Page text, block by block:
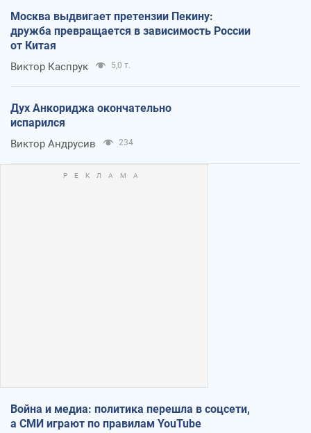
Москва выдвигает претензии Пекину:
дружба превращается в зависимость России
от Китая
Виктор Каспрук 5,0 т.
Дух Анкориджа окончательно
испарился
Виктор Андрусив 234
Война и медиа: политика перешла в соцсети,
а СМИ играют по правилам YouTube